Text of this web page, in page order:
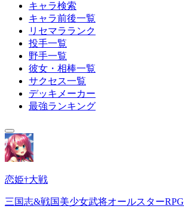
キャラ検索
キャラ前後一覧
リセマラランク
投手一覧
野手一覧
彼女・相棒一覧
サクセス一覧
デッキメーカー
最強ランキング
恋姫†大戦
三国志&戦国美少女武将オールスターRPG